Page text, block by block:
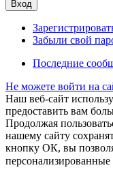
Забыли свой
Последние
Не можете войти на
Наш веб-сайт
предоставить вам
Продолжая
нашему сайту
кнопку ОК, вы
персонализированные